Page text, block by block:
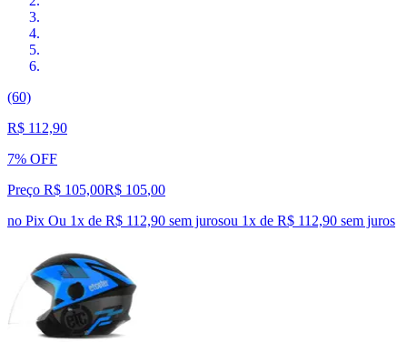
(60)
R$ 112,90
7% OFF
Preço R$ 105,00R$ 105,00
no Pix Ou 1x de R$ 112,90 sem jurosou 1x de R$ 112,90 sem juros